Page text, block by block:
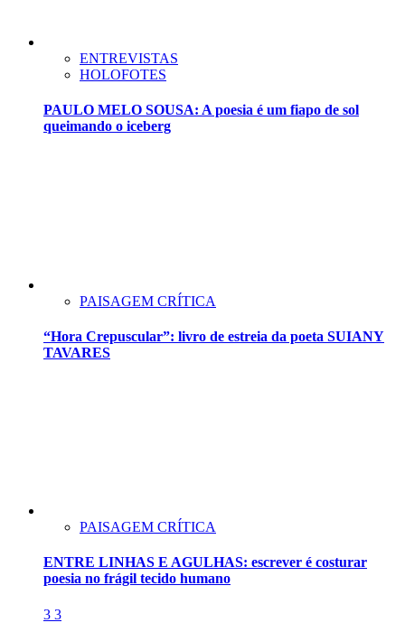
ENTREVISTAS
HOLOFOTES
PAULO MELO SOUSA: A poesia é um fiapo de sol
queimando o iceberg
PAISAGEM CRÍTICA
“Hora Crepuscular”: livro de estreia da poeta SUIANY
TAVARES
PAISAGEM CRÍTICA
ENTRE LINHAS E AGULHAS: escrever é costurar
poesia no frágil tecido humano
3 3